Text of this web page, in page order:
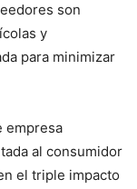
son
y
para minimizar
empresa
al consumidor
el triple impacto